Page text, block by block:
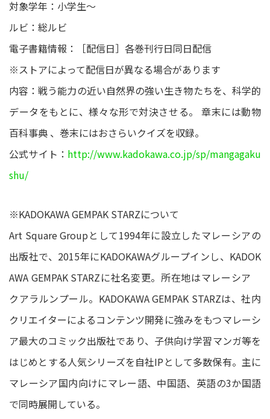
対象学年：小学生～
ルビ：総ルビ
電子書籍情報：［配信日］各巻刊行日同日配信
※ストアによって配信日が異なる場合があります
内容：戦う能力の近い自然界の強い生き物たちを、科学的
データをもとに、様々な形で対決させる。 章末には動物
百科事典 、巻末にはおさらいクイズを収録。
公式サイト： http://www.kadokawa.co.jp/sp/mangagaku
shu/
※KADOKAWA GEMPAK STARZについて
Art Square Groupとして1994年に設立したマレーシアの
出版社で、2015年にKADOKAWAグループインし、KADOK
AWA GEMPAK STARZに社名変更。所在地はマレーシア
クアラルンプール。KADOKAWA GEMPAK STARZは、社内
クリエイターによるコンテンツ開発に強みをもつマレーシ
ア最大のコミック出版社であり、子供向け学習マンガ等を
はじめとする人気シリーズを自社IPとして多数保有。主に
マレーシア国内向けにマレー語、中国語、英語の3か国語
で同時展開している。